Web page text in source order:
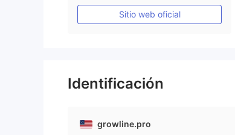
Licencia completa de MT4
Sitio web oficial
Identificación
growline.pro